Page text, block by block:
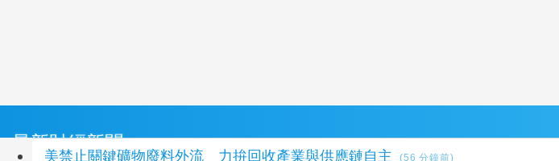
最新財經新聞
美禁止關鍵礦物廢料外流 力拚回收產業與供應鏈自主 (56 分鐘前)